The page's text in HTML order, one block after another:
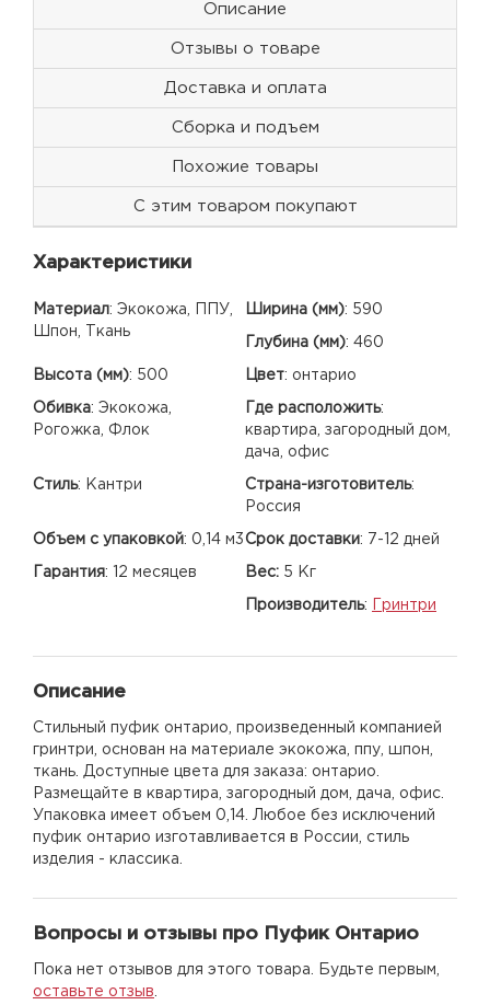
Описание
Отзывы о товаре
Доставка и оплата
Сборка и подъем
Похожие товары
С этим товаром покупают
Характеристики
Материал: Экокожа, ППУ,
Шпон, Ткань
Ширина (мм): 590
Глубина (мм): 460
Высота (мм): 500 Цвет: онтарио
Обивка: Экокожа,
Рогожка, Флок
Где расположить:
квартира, загородный дом,
дача, офис
Стиль: Кантри Страна-изготовитель:
Россия
Объем с упаковкой: 0,14 м3Срок доставки: 7-12 дней
Гарантия: 12 месяцев Вес: 5 Кг
Производитель: Гринтри
Описание
Стильный пуфик онтарио, произведенный компанией
гринтри, основан на материале экокожа, ппу, шпон,
ткань. Доступные цвета для заказа: онтарио.
Размещайте в квартира, загородный дом, дача, офис.
Упаковка имеет объем 0,14. Любое без исключений
пуфик онтарио изготавливается в России, стиль
изделия - классика.
Вопросы и отзывы про Пуфик Онтарио
Пока нет отзывов для этого товара. Будьте первым,
оставьте отзыв